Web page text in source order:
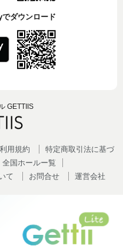
ダウンロード
GETTIIS
用規約
特定商取引法に基づ
全国ホールー覧
て お問合せ 運営会社